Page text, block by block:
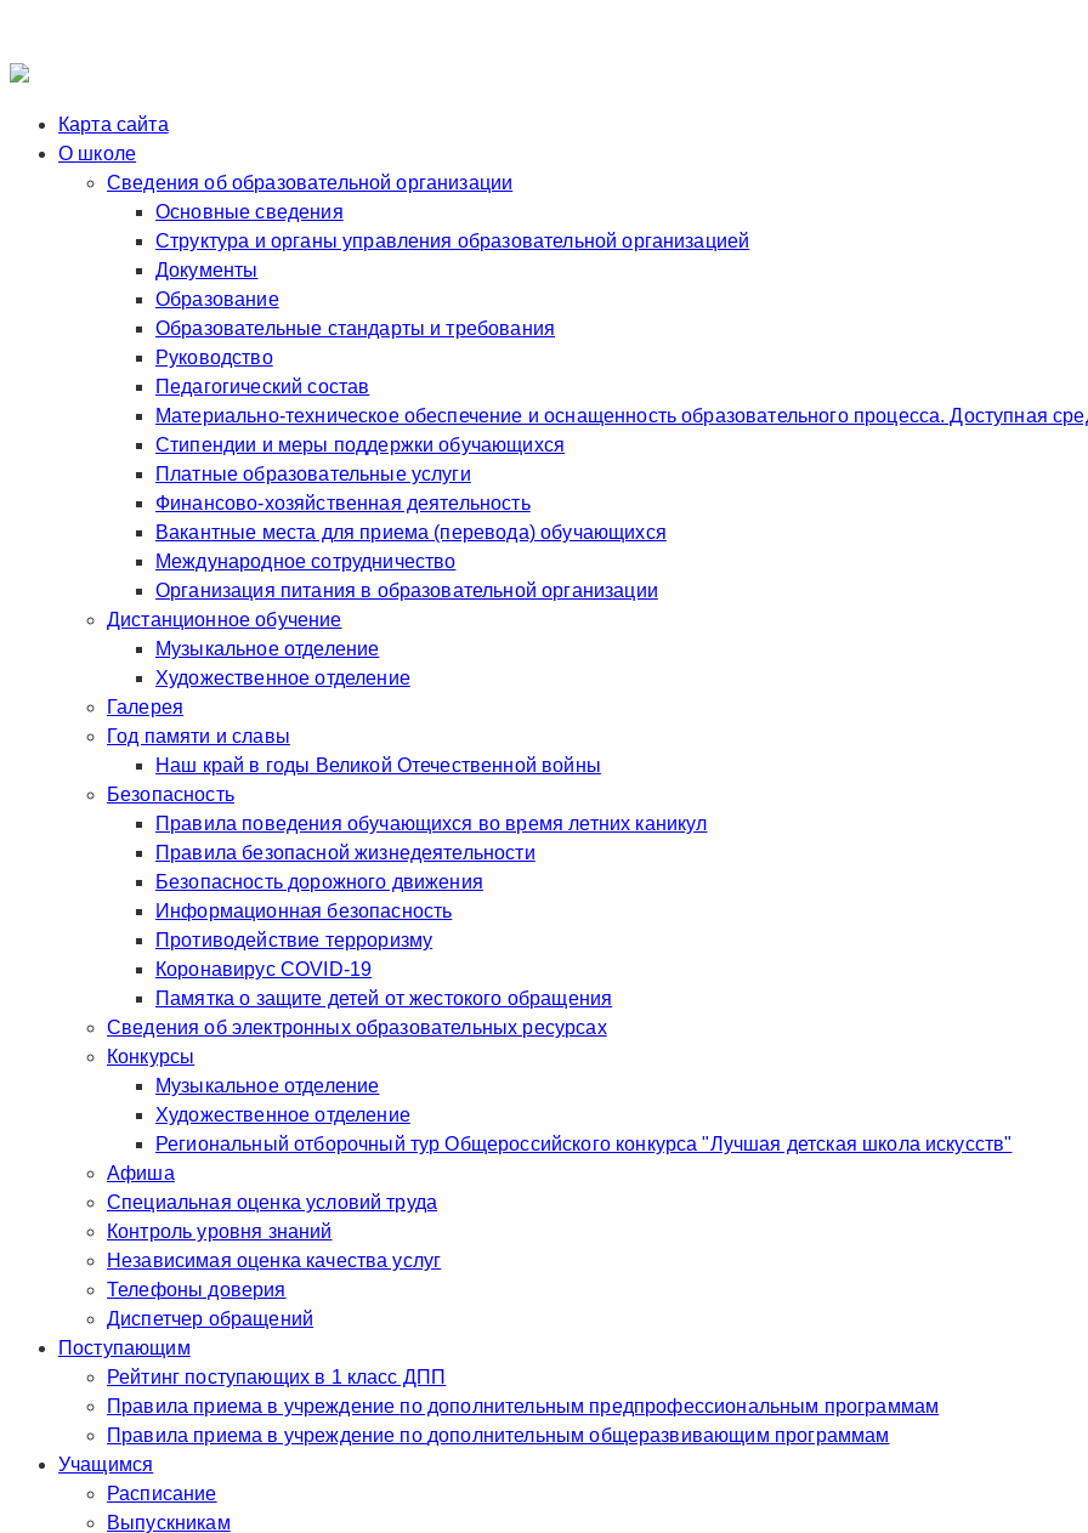
Карта сайта
О школе
Сведения об образовательной организации
Основные сведения
Структура и органы управления образовательной организацией
Документы
Образование
Образовательные стандарты и требования
Руководство
Педагогический состав
Материально-техническое обеспечение и оснащенность образовательного процесса. Доступная
Стипендии и меры поддержки обучающихся
Платные образовательные услуги
Финансово-хозяйственная деятельность
Вакантные места для приема (перевода) обучающихся
Международное сотрудничество
Организация питания в образовательной организации
Дистанционное обучение
Музыкальное отделение
Художественное отделение
Галерея
Год памяти и славы
Наш край в годы Великой Отечественной войны
Безопасность
Правила поведения обучающихся во время летних каникул
Правила безопасной жизнедеятельности
Безопасность дорожного движения
Информационная безопасность
Противодействие терроризму
Коронавирус COVID-19
Памятка о защите детей от жестокого обращения
Сведения об электронных образовательных ресурсах
Конкурсы
Музыкальное отделение
Художественное отделение
Региональный отборочный тур Общероссийского конкурса "Лучшая детская школа искусств"
Афиша
Специальная оценка условий труда
Контроль уровня знаний
Независимая оценка качества услуг
Телефоны доверия
Диспетчер обращений
Поступающим
Рейтинг поступающих в 1 класс ДПП
Правила приема в учреждение по дополнительным предпрофессиональным программам
Правила приема в учреждение по дополнительным общеразвивающим программам
Учащимся
Расписание
Выпускникам